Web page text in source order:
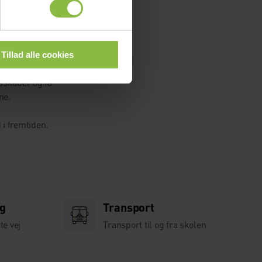
Tillad alle cookies
giver noget
og få
fremtiden.
vej
Transport
Transport til og fra skolen